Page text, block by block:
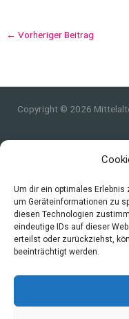
Um dir ein optimales Erlebnis
um Geräteinformationen zu
diesen Technologien
eindeutige IDs auf dieser
erteilst oder zurückziehst,
beeinträchtigt werden.
← Vorheriger Beitrag
Copyright © 2026